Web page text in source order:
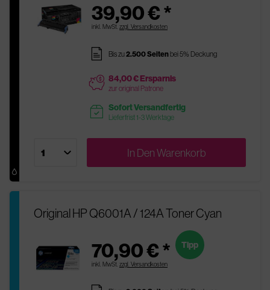
39,90 € *
inkl. MwSt. zzgl. Versandkosten
pages Bis zu2.500 Seitenbei 5% Deckung
price 84,00 € Ersparnis
zur original Patrone
readytoship Sofort Versandfertig
Lieferfrist 1-3 Werktage
In DenWarenkorb
Original HP Q6001A / 124A Toner Cyan
70,90 € *
inkl. MwSt. zzgl. Versandkosten
Tipp